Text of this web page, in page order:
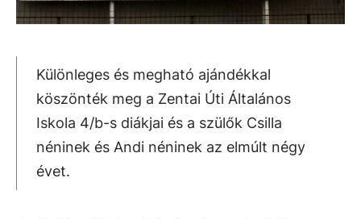
Különleges és megható ajándékkal
köszönték meg a Zentai Úti Általános
Iskola 4/b-s diákjai és a szülők Csilla
néninek és Andi néninek az elmúlt négy
évet.